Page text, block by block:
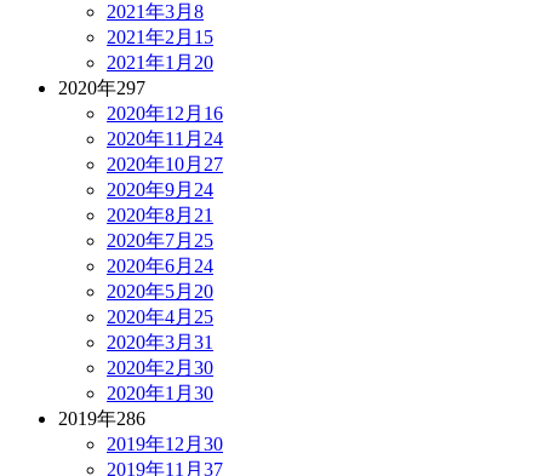
2021年3月 8
2021年2月 15
2021年1月 20
2020年297
2020年12月 16
2020年11月 24
2020年10月 27
2020年9月 24
2020年8月 21
2020年7月 25
2020年6月 24
2020年5月 20
2020年4月 25
2020年3月 31
2020年2月 30
2020年1月 30
2019年286
2019年12月 30
2019年11月 37